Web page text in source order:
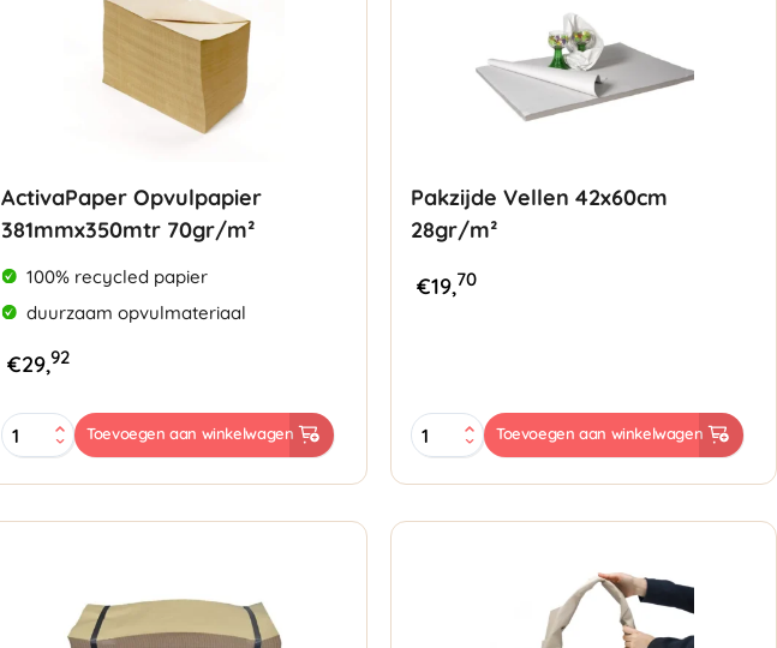
ActivaPaper Opvulpapier
381mmx350mtr 70gr/m²
100% recycled papier
duurzaam opvulmateriaal
€29,92
ActivaPaper
Opvulpapier
70gr/m²
aantal
Toevoegen aan winkelwagen
Pakzijde Vellen 42x60cm
28gr/m²
€19,70
Pakzijde
Vellen
28gr/m²
aantal
Toevoegen aan winkelwagen